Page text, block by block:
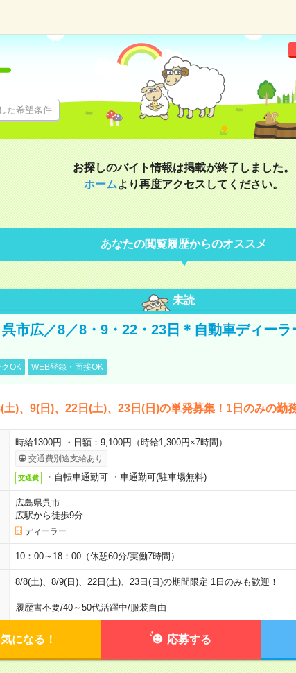
た希望条件
お探しのバイト情報は掲載が終了しました。
ホームより再度アクセスしてください。
あなたの閲覧履歴からのオススメ
未読
呉市広／8／8・9・22・23日＊自動車ディーラ
OK WEB登録・面接OK
土)、9(日)、22日(土)、23日(日)の単発募集！1日のみの勤
時給1300円 ・日額：9,100円（時給1,300円×7時間）
交通費別途支給あり
交通費 ・自転車通勤可 ・車通勤可(駐車場無料)
広島県呉市
広駅から徒歩9分
ディーラー
10：00～18：00（休憩60分/実働7時間）
8/8(土)、8/9(日)、22日(土)、23日(日)の期間限定 1日のみも歓迎！
履歴書不要/40～50代活躍中/服装自由
気になる！ 応募する